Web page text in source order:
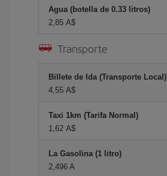
Agua (botella de 0.33 litros)
2,85 A$
Transporte
Billete de Ida (Transporte Local)
4,55 A$
Taxi 1km (Tarifa Normal)
1,62 A$
La Gasolina (1 litro)
2,496 A